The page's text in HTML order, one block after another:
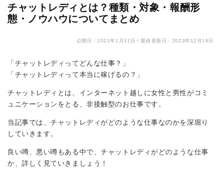
チャットレディとは？種類・対象・報酬形
態・ノウハウについてまとめ
公開日：2021年1月31日 /最終更新日：2023年12月19日
「チャットレディってどんな仕事？」
「チャットレディって本当に稼げるの？」
チャットレディとは、インターネット越しに女性と男性がコミ
ュニケーションをとる、非接触型のお仕事です。
当記事では、チャットレディがどのような仕事なのかを深堀り
していきます。
良い噂、悪い噂もある中で、チャットレディがどのような仕事
か、詳しく見ていきましょう！